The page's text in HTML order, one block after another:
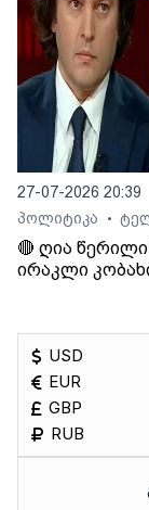
27-07-2026 20:39
პოლიტიკა
•
🔴 ღია
ირაკლი
USD
EUR
GBP
RUB